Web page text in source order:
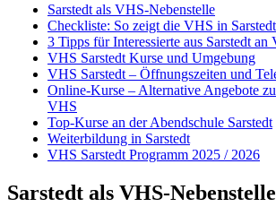
Sarstedt als VHS-Nebenstelle
Checkliste: So zeigt die VHS in
3 Tipps für Interessierte aus Sarstedt
VHS Sarstedt Kurse und Umgebung
VHS Sarstedt – Öffnungszeiten und
Online-Kurse – Alternative Angebote
VHS
Top-Kurse an der Abendschule Sarstedt
Weiterbildung in Sarstedt
VHS Sarstedt Programm 2025 / 2026
Sarstedt als VHS-Nebenstelle